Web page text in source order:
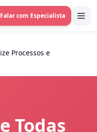
Falar com Especialista
Processos e
Todas